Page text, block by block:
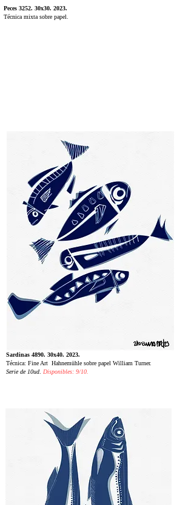
Peces 3252. 30x30. 2023.
Técnica mixta sobre papel.
Sardinas 4890. 30x40. 2023.
Técnica: Fine Art Hahnemühle sobre papel William Turner.
Serie de 10ud
Disponibles: 9/10.